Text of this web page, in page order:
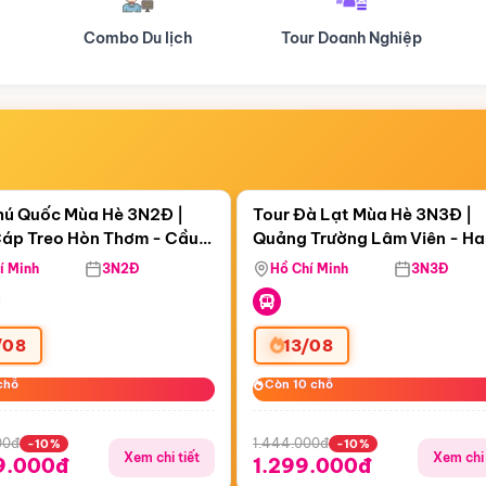
Tour Doanh Nghiệp Du lịch Hành Hương
21:15:45
Treo Hòn Thơm
Quốc Mùa Hè 3N2Đ |
Treo Hòn Thơm - Cầu
Viên Nước Aquatopia
Minh 3N2Đ
-10%
Xem chi tiết
Còn05 ngày 21:15:45
Tour Đà Lạt Mùa Hè 3N3Đ |
Quảng Trường Lâm Viên -
Hill - Puppy Farm
Hồ Chí Minh 3N3Đ
13/08
Còn 10 chỗ
Còn 10 chỗ
1.444.000đ -10%
1.299.000đ Xem